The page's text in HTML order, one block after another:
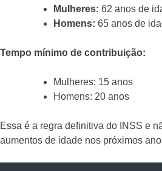
Mulheres: 62 anos de
Homens: 65 anos de
Tempo mínimo de contribuição:
Mulheres: 15 anos
Homens: 20 anos
Essa é a regra definitiva do INSS e
aumentos de idade nos próximos